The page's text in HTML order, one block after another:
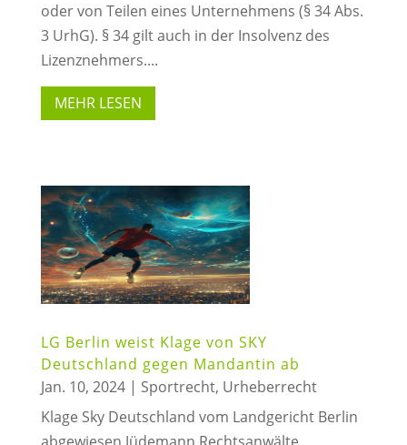
oder von Teilen eines Unternehmens (§ 34 Abs.
3 UrhG). § 34 gilt auch in der Insolvenz des
Lizenznehmers....
MEHR LESEN
LG Berlin weist Klage von SKY
Deutschland gegen Mandantin ab
Jan. 10, 2024| Sportrecht, Urheberrecht
Klage Sky Deutschland vom Landgericht Berlin